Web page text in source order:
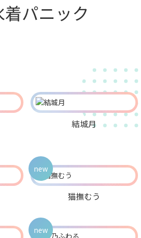
パニック
結城月
猫撫むう
new
new